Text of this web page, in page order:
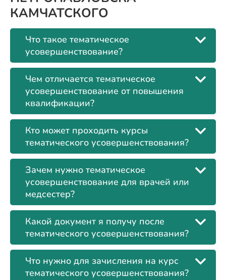
КАМЧАТСКОГО
Что такое тематическое
усовершенствование?
Чем отличается тематическое
усовершенствование от повышения
квалификации?
Кто может проходить курсы
тематического усовершенствования?
Зачем нужно тематическое
усовершенствование для врачей или
медсестер?
Какой документ я получу после
тематического усовершенствования?
Что нужно для зачисления на курс
тематического усовершенствования?